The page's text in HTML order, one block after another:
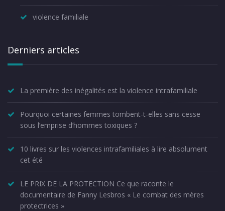
violence familiale
Derniers articles
La première des inégalités est la violence intrafamiliale
Pourquoi certaines femmes tombent-t-elles sans cesse
sous l’emprise d’hommes toxiques ?
10 livres sur les violences intrafamiliales à lire absolument
cet été
LE PRIX DE LA PROTECTION Ce que raconte le
documentaire de Fanny Lesbros « Le combat des mères
protectrices »